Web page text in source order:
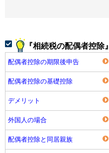
『相続税の配偶者控
配偶者控除の期限後申告
配偶者控除の基礎控除
デメリット
外国人の場合
配偶者控除と同居親族